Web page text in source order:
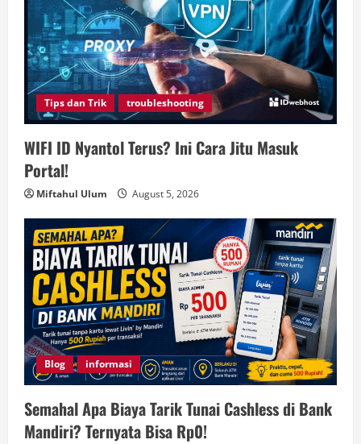
Tips dan Trik troubleshooting
WIFI ID Nyantol Terus? Ini Cara Jitu Masuk
Portal!
Miftahul Ulum August 5, 2026
Blog informasi
Semahal Apa Biaya Tarik Tunai Cashless di Bank
Mandiri? Ternyata Bisa Rp0!